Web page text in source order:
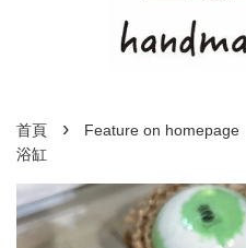
首頁 › Feature on homepage
浴缸